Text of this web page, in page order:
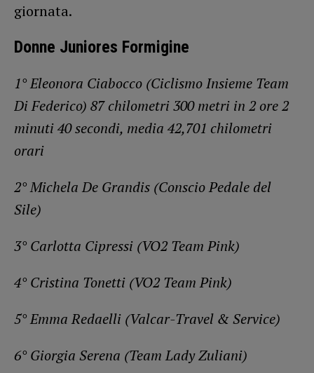
giornata.
Donne Juniores Formigine
1° Eleonora Ciabocco (Ciclismo Insieme Team
Di Federico) 87 chilometri 300 metri in 2 ore 2
minuti 40 secondi, media 42,701 chilometri
orari
2° Michela De Grandis (Conscio Pedale del
Sile)
3° Carlotta Cipressi (VO2 Team Pink)
4° Cristina Tonetti (VO2 Team Pink)
5° Emma Redaelli (Valcar-Travel & Service)
6° Giorgia Serena (Team Lady Zuliani)